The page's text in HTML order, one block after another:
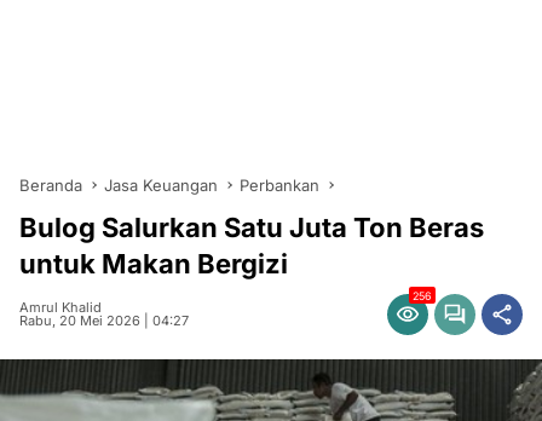
Beranda Jasa Keuangan Perbankan
Bulog Salurkan Satu Juta Ton Beras
untuk Makan Bergizi
Amrul Khalid
Rabu, 20 Mei 2026 | 04:27
256